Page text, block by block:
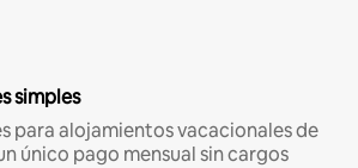
simples
para alojamientos vacacionales de
único pago mensual sin cargos